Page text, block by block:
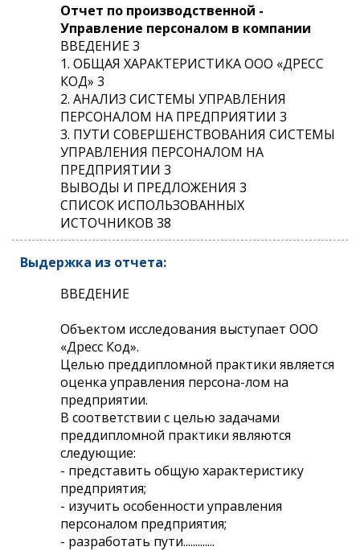
Отчет по производственной -
Управление персоналом в компании
ВВЕДЕНИЕ 3
1. ОБЩАЯ ХАРАКТЕРИСТИКА ООО «ДРЕСС
КОД» 3
2. АНАЛИЗ СИСТЕМЫ УПРАВЛЕНИЯ
ПЕРСОНАЛОМ НА ПРЕДПРИЯТИИ 3
3. ПУТИ СОВЕРШЕНСТВОВАНИЯ СИСТЕМЫ
УПРАВЛЕНИЯ ПЕРСОНАЛОМ НА
ПРЕДПРИЯТИИ 3
ВЫВОДЫ И ПРЕДЛОЖЕНИЯ 3
СПИСОК ИСПОЛЬЗОВАННЫХ
ИСТОЧНИКОВ 38
Выдержка из отчета:
ВВЕДЕНИЕ
Объектом исследования выступает ООО
«Дресс Код».
Целью преддипломной практики является
оценка управления персона-лом на
предприятии.
В соответствии с целью задачами
преддипломной практики являются
следующие:
- представить общую характеристику
предприятия;
- изучить особенности управления
персоналом предприятия;
- разработать пути.............